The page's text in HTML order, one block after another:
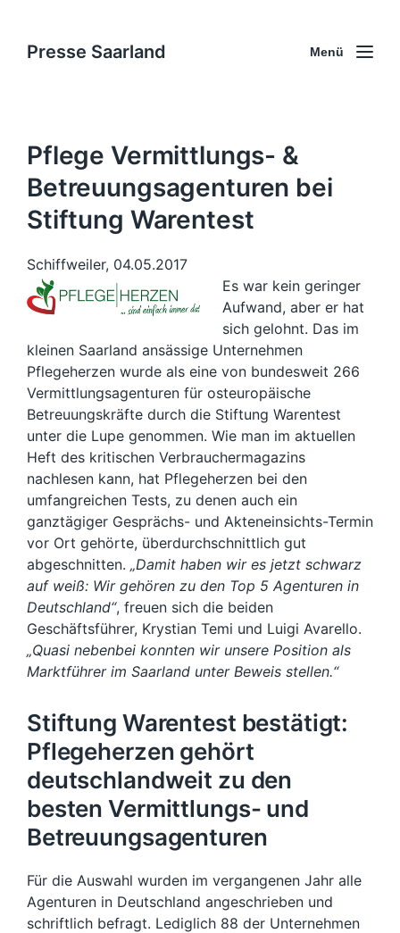
Presse Saarland Menü
Pflege Vermittlungs- &
Betreuungsagenturen bei
Stiftung Warentest
Schiffweiler, 04.05.2017
Es war kein geringer
Aufwand, aber er hat
sich gelohnt. Das im
kleinen Saarland ansässige Unternehmen
Pflegeherzen wurde als eine von bundesweit 266
Vermittlungsagenturen für osteuropäische
Betreuungskräfte durch die Stiftung Warentest
unter die Lupe genommen. Wie man im aktuellen
Heft des kritischen Verbrauchermagazins
nachlesen kann, hat Pflegeherzen bei den
umfangreichen Tests, zu denen auch ein
ganztägiger Gesprächs- und Akteneinsichts-Termin
vor Ort gehörte, überdurchschnittlich gut
abgeschnitten. „Damit haben wir es jetzt schwarz
auf weiß: Wir gehören zu den Top 5 Agenturen in
Deutschland“, freuen sich die beiden
Geschäftsführer, Krystian Temi und Luigi Avarello.
„Quasi nebenbei konnten wir unsere Position als
Marktführer im Saarland unter Beweis stellen.“
Stiftung Warentest bestätigt:
Pflegeherzen gehört
deutschlandweit zu den
besten Vermittlungs- und
Betreuungsagenturen
Für die Auswahl wurden im vergangenen Jahr alle
Agenturen in Deutschland angeschrieben und
schriftlich befragt. Lediglich 88 der Unternehmen